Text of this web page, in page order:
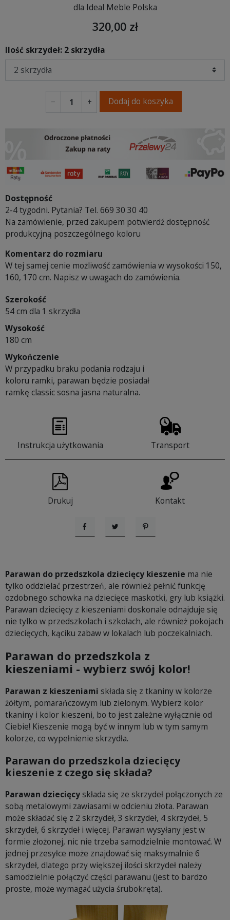
dla Ideal Meble Polska
320,00 zł
Ilość skrzydeł: 2 skrzydła
− + Dodaj do koszyka
Dostępność
2-4 tygodni. Pytania? Tel. 669 30 30 40
Na zamówienie, przed zakupem potwierdź dostępność
produkcyjną poszczególnego koloru
Komentarz do rozmiaru
W tej samej cenie możliwość zamówienia w wysokości 150,
160, 170 cm. Napisz w uwagach do zamówienia.
Szerokość
54 cm dla 1 skrzydła
Wysokość
180 cm
Wykończenie
W przypadku braku podania rodzaju i
koloru ramki, parawan będzie posiadał
ramkę classic sosna jasna naturalna.
Instrukcja użytkowania Transport
Drukuj Kontakt
UdostępnijTweetujPinterest
Parawan do przedszkola dziecięcy kieszenie ma nie
tylko oddzielać przestrzeń, ale również pełnić funkcję
ozdobnego schowka na dziecięce maskotki, gry lub książki.
Parawan dziecięcy z kieszeniami doskonale odnajduje się
nie tylko w przedszkolach i szkołach, ale również pokojach
dziecięcych, kąciku zabaw w lokalach lub poczekalniach.
Parawan do przedszkola z
kieszeniami - wybierz swój kolor!
Parawan z kieszeniami składa się z tkaniny w kolorze
żółtym, pomarańczowym lub zielonym. Wybierz kolor
tkaniny i kolor kieszeni, bo to jest zależne wyłącznie od
Ciebie! Kieszenie mogą być w innym lub w tym samym
kolorze, co wypełnienie skrzydła.
Parawan do przedszkola dziecięcy
kieszenie z czego się składa?
Parawan dziecięcy składa się ze skrzydeł połączonych ze
sobą metalowymi zawiasami w odcieniu złota. Parawan
może składać się z 2 skrzydeł, 3 skrzydeł, 4 skrzydeł, 5
skrzydeł, 6 skrzydeł i więcej. Parawan wysyłany jest w
formie złożonej, nic nie trzeba samodzielnie montować. W
jednej przesyłce może znajdować się maksymalnie 6
skrzydeł, dlatego przy większej ilości skrzydeł należy
samodzielnie połączyć części parawanu (jest to bardzo
proste, może wymagać użycia śrubokręta).